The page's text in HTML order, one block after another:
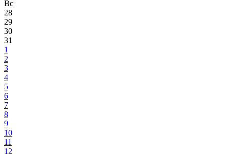
Вс
28
29
30
31
1
2
3
4
5
6
7
8
9
10
11
12